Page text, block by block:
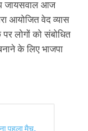
जायसवाल आज
आयोजित वेद व्यास
लोगों को संबोधित
के लिए भाजपा
पहला मैच,